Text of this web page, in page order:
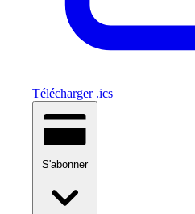
Télécharger .ics
S'abonner